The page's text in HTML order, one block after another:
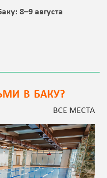
8–9 августа
В БАКУ?
ВСЕ МЕСТА